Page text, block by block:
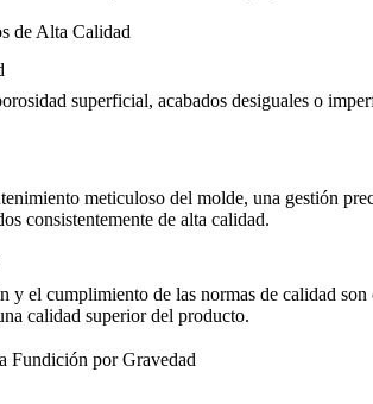
de Alta Calidad
superficial, acabados desiguales o
meticuloso del molde, una gestión
consistentemente de alta calidad.
y el cumplimiento de las normas de calidad
calidad superior del producto.
Fundición por Gravedad